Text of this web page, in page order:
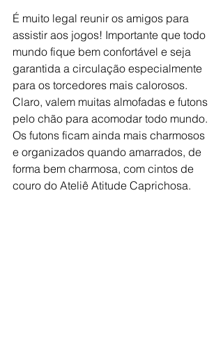
É muito legal reunir os amigos para
assistir aos jogos! Importante que todo
mundo fique bem confortável e seja
garantida a circulação especialmente
para os torcedores mais calorosos.
Claro, valem muitas almofadas e futons
pelo chão para acomodar todo mundo.
Os futons ficam ainda mais charmosos
e organizados quando amarrados, de
forma bem charmosa, com cintos de
couro do Ateliê Atitude Caprichosa.